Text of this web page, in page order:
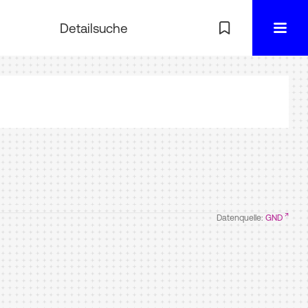
Detailsuche
Datenquelle: GND